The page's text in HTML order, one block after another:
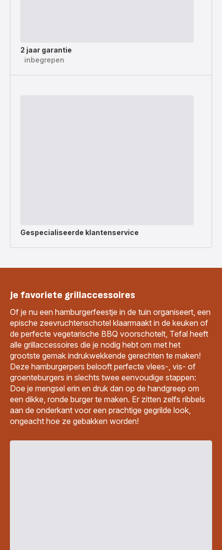
2 jaar garantie
inbegrepen
Gespecialiseerde klantenservice
Je favoriete grillaccessoires
Of je nu een hamburgerfeestje in de tuin organiseert, een
epische zeevruchtenschotel klaarmaakt in de keuken of
de perfecte vegetarische BBQ voorschotelt, Tefal heeft
alle grillaccessoires die je nodig hebt om met het
grootste gemak indrukwekkende gerechten te maken!
Deze hamburgerpers belooft perfecte vlees-, vis- of
groenteburgers in slechts twee eenvoudige stappen:
Doe je mengsel erin en druk dan op de handgreep om
een dikke, ronde burger te maken. Er zitten zelfs ribbels
aan de onderkant voor een prachtige gegrilde look,
ongeacht hoe ze gebakken worden!